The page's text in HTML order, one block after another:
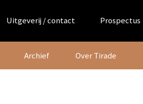
Uitgeverij / contact Prospectus
Archief Over Tirade